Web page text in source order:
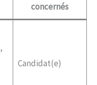
concernés
Candidat(e)